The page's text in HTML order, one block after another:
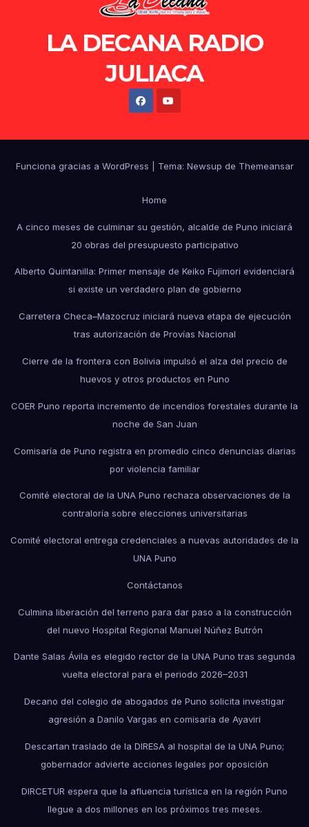
LA DECANA RADIO
JULIACA
Funciona gracias a WordPress Tema: Newsup de Themeansar
Home
A cinco meses de culminar su gestión, alcalde de Puno iniciará
20 obras del presupuesto participativo
Alberto Quintanilla: Primer mensaje de Keiko Fujimori evidenciará
si existe un verdadero plan de gobierno
Carretera Checa–Mazocruz iniciará nueva etapa de ejecución
tras autorización de Provías Nacional
Cierre de la frontera con Bolivia impulsó el alza del precio de
huevos y otros productos en Puno
COER Puno reporta incremento de incendios forestales durante la
noche de San Juan
Comisaría de Puno registra en promedio cinco denuncias diarias
por violencia familiar
Comité electoral de la UNA Puno rechaza observaciones de la
contraloría sobre elecciones universitarias
Comité electoral entrega credenciales a nuevas autoridades de la
UNA Puno
Contáctanos
Culmina liberación del terreno para dar paso a la construcción
del nuevo Hospital Regional Manuel Núñez Butrón
Dante Salas Ávila es elegido rector de la UNA Puno tras segunda
vuelta electoral para el periodo 2026–2031
Decano del colegio de abogados de Puno solicita investigar
agresión a Danilo Vargas en comisaría de Ayaviri
Descartan traslado de la DIRESA al hospital de la UNA Puno;
gobernador advierte acciones legales por oposición
DIRCETUR espera que la afluencia turística en la región Puno
llegue a dos millones en los próximos tres meses.